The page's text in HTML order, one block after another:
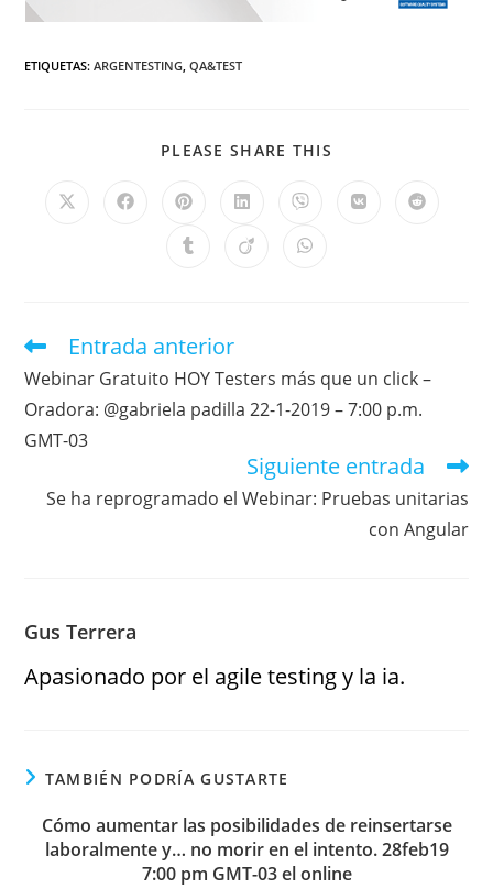
ETIQUETAS:ARGENTESTING, QA&TEST
PLEASE SHARE THIS
Entrada anterior
Webinar Gratuito HOY Testers más que un click –
Oradora: @gabriela padilla 22-1-2019 – 7:00 p.m.
GMT-03
Siguiente entrada
Se ha reprogramado el Webinar: Pruebas unitarias
con Angular
Gus Terrera
Apasionado por el agile testing y la ia.
TAMBIÉN PODRÍA GUSTARTE
Cómo aumentar las posibilidades de reinsertarse
laboralmente y… no morir en el intento. 28feb19
7:00 pm GMT-03 el online